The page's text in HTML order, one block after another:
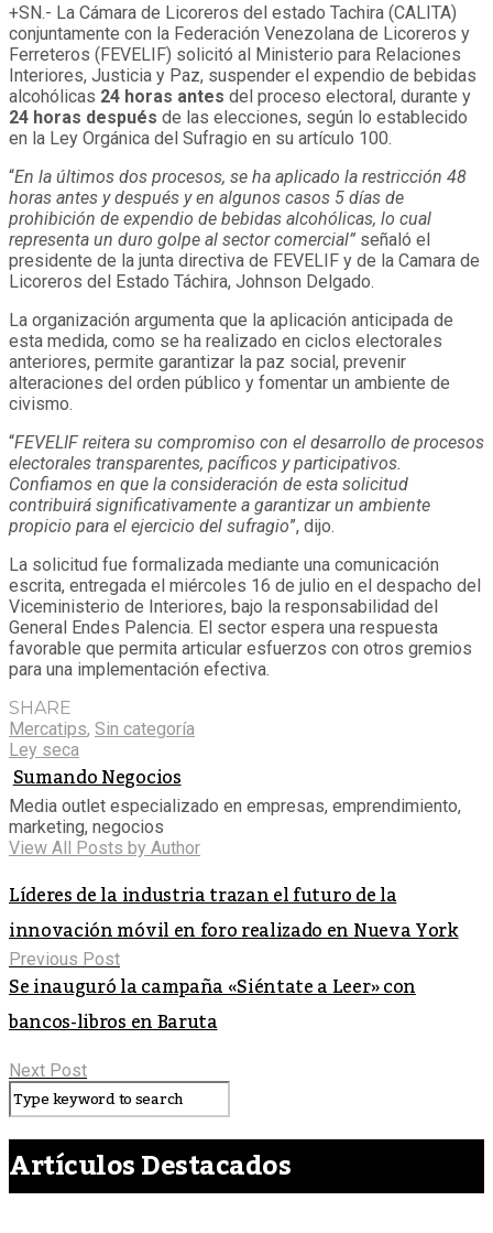
+SN.- La Cámara de Licoreros del estado Tachira (CALITA)
conjuntamente con la Federación Venezolana de Licoreros y
Ferreteros (FEVELIF) solicitó al Ministerio para Relaciones
Interiores, Justicia y Paz, suspender el expendio de bebidas
alcohólicas 24 horas antes del proceso electoral, durante y
24 horas después de las elecciones, según lo establecido
en la Ley Orgánica del Sufragio en su artículo 100.
“En la últimos dos procesos, se ha aplicado la restricción 48
horas antes y después y en algunos casos 5 días de
prohibición de expendio de bebidas alcohólicas, lo cual
representa un duro golpe al sector comercial” señaló el
presidente de la junta directiva de FEVELIF y de la Camara de
Licoreros del Estado Táchira, Johnson Delgado.
La organización argumenta que la aplicación anticipada de
esta medida, como se ha realizado en ciclos electorales
anteriores, permite garantizar la paz social, prevenir
alteraciones del orden público y fomentar un ambiente de
civismo.
“FEVELIF reitera su compromiso con el desarrollo de procesos
electorales transparentes, pacíficos y participativos.
Confiamos en que la consideración de esta solicitud
contribuirá significativamente a garantizar un ambiente
propicio para el ejercicio del sufragio”, dijo.
La solicitud fue formalizada mediante una comunicación
escrita, entregada el miércoles 16 de julio en el despacho del
Viceministerio de Interiores, bajo la responsabilidad del
General Endes Palencia. El sector espera una respuesta
favorable que permita articular esfuerzos con otros gremios
para una implementación efectiva.
SHARE
Mercatips, Sin categoría
Ley seca
Sumando Negocios
Media outlet especializado en empresas, emprendimiento,
marketing, negocios
View All Posts by Author
Líderes de la industria trazan el futuro de la
innovación móvil en foro realizado en Nueva York
Previous Post
Se inauguró la campaña «Siéntate a Leer» con
bancos-libros en Baruta
Next Post
Artículos Destacados